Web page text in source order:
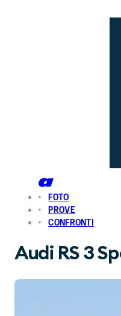
FOTO
PROVE
CONFRONTI
Audi RS 3